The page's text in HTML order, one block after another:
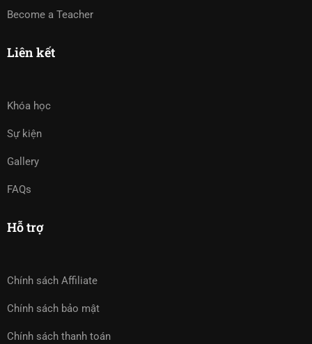
Become a Teacher
Liên kết
Khóa học
Sự kiện
Gallery
FAQs
Hỗ trợ
Chính sách Affiliate
Chính sách bảo mật
Chính sách thanh toán